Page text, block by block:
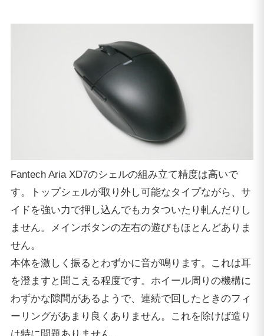
Fantech Aria XD7のシェルの組み立て精度は高いで
す。トップシェルが取り外し可能なタイプながら、サ
イドを強い力で押し込んでもカタついたり軋んだりし
ません。メインボタンの左右の遊びもほとんどありま
せん。
本体を激しく振るとわずかに音が鳴ります。これは耳
を澄ますと聞こえる程度です。ホイール周りの機構に
わずかな隙間があるようで、連続で回したときのフィ
ーリングがあまり良くありません。これを除けば造り